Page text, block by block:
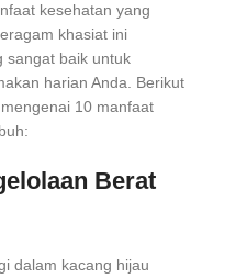
kesehatan yang
khasiat ini
sangat baik untuk
harian Anda. Berikut
10 manfaat
Berat
dalam kacang hijau